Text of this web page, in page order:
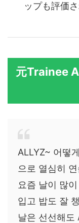
ップも評価
元Trainee
ALLYZ~ 어떻
으로 열심히
요즘 날이 많
입고 밥도 잘
날은 선선해도